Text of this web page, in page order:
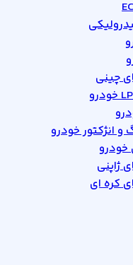
چینی
و انژکتور خودرو
ژاپنی
کره ای